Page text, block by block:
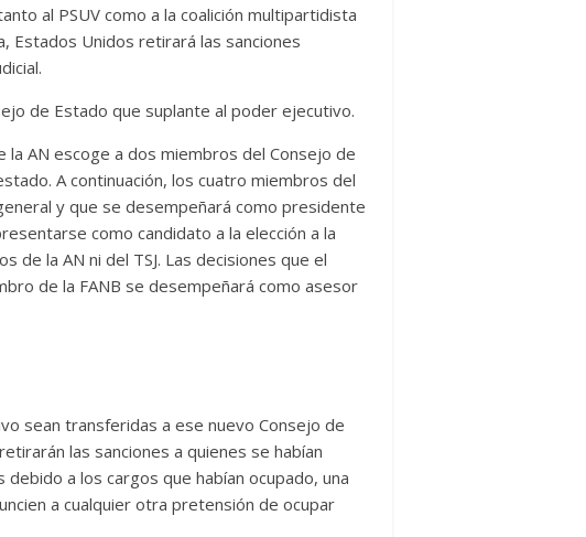
al PSUV como a la coalición multipartidista
Estados Unidos retirará las sanciones
de Estado que suplante al poder ejecutivo.
AN escoge a dos miembros del Consejo de
A continuación, los cuatro miembros del
y que se desempeñará como presidente
como candidato a la elección a la
de la AN ni del TSJ. Las decisiones que el
de la FANB se desempeñará como asesor
sean transferidas a ese nuevo Consejo de
las sanciones a quienes se habían
a los cargos que habían ocupado, una
a cualquier otra pretensión de ocupar